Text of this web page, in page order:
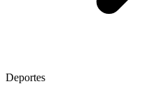
Deportes